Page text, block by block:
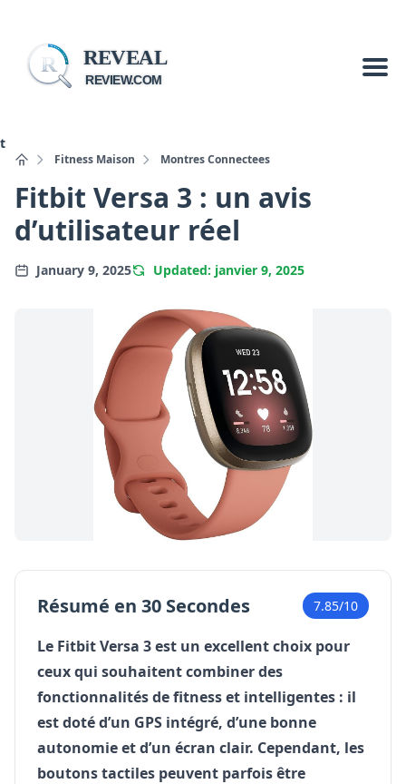
R REVEAL
REVIEW.COM
t
Fitness Maison Montres Connectees
Fitbit Versa 3 : un avis
d’utilisateur réel
January 9, 2025 Updated: janvier 9, 2025
Résumé en 30 Secondes 7.85/10
Le Fitbit Versa 3 est un excellent choix pour
ceux qui souhaitent combiner des
fonctionnalités de fitness et intelligentes : il
est doté d’un GPS intégré, d’une bonne
autonomie et d’un écran clair. Cependant, les
boutons tactiles peuvent parfois être